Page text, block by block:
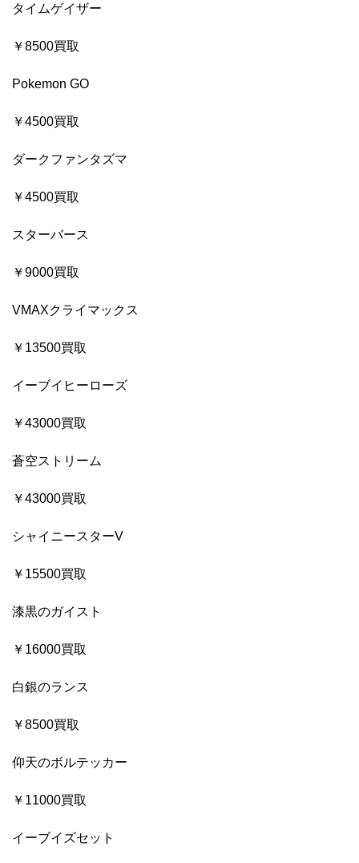
タイムゲイザー
￥8500買取
Pokemon GO
￥4500買取
ダークファンタズマ
￥4500買取
スターバース
￥9000買取
VMAXクライマックス
￥13500買取
イーブイヒーローズ
￥43000買取
蒼空ストリーム
￥43000買取
シャイニースターV
￥15500買取
漆黒のガイスト
￥16000買取
白銀のランス
￥8500買取
仰天のボルテッカー
￥11000買取
イーブイズセット